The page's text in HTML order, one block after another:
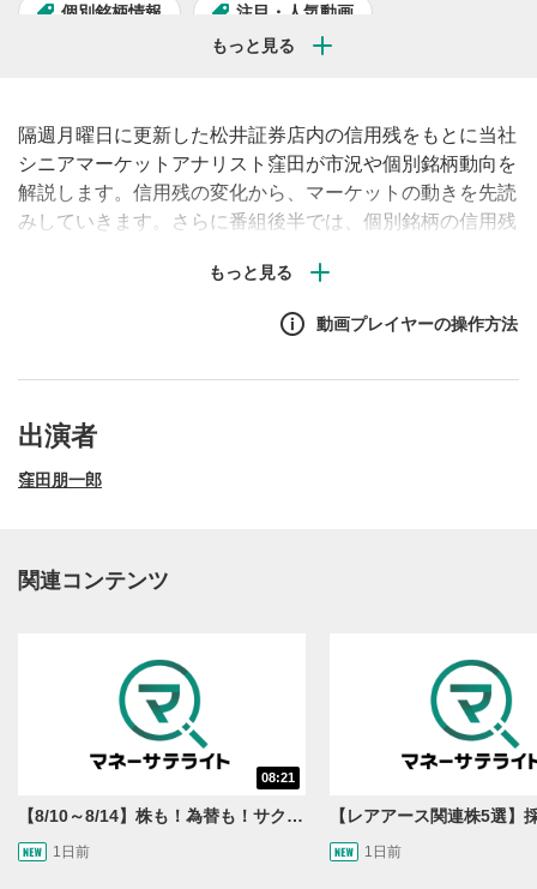
個別銘柄情報 注目・人気動画
隔週月曜日に更新した松井証券店内の信用残をもとに当社
シニアマーケットアナリスト窪田が市況や個別銘柄動向を
解説します。信用残の変化から、マーケットの動きを先読
みしていきます。さらに番組後半では、個別銘柄の信用残
動きの参考になりますので、信用取引を行っていない方も
動画プレイヤーの操作方法
動画再生エリア
動画再生エリアをクリックすると、動画を再生または
一時停止します。
2
出演者
窪田朋一郎
関連コンテンツ
08:21
【8/10～8/14】株も！為替も！サクッと！来週のマーケット見通し＜Next View＞
1日前 1日前